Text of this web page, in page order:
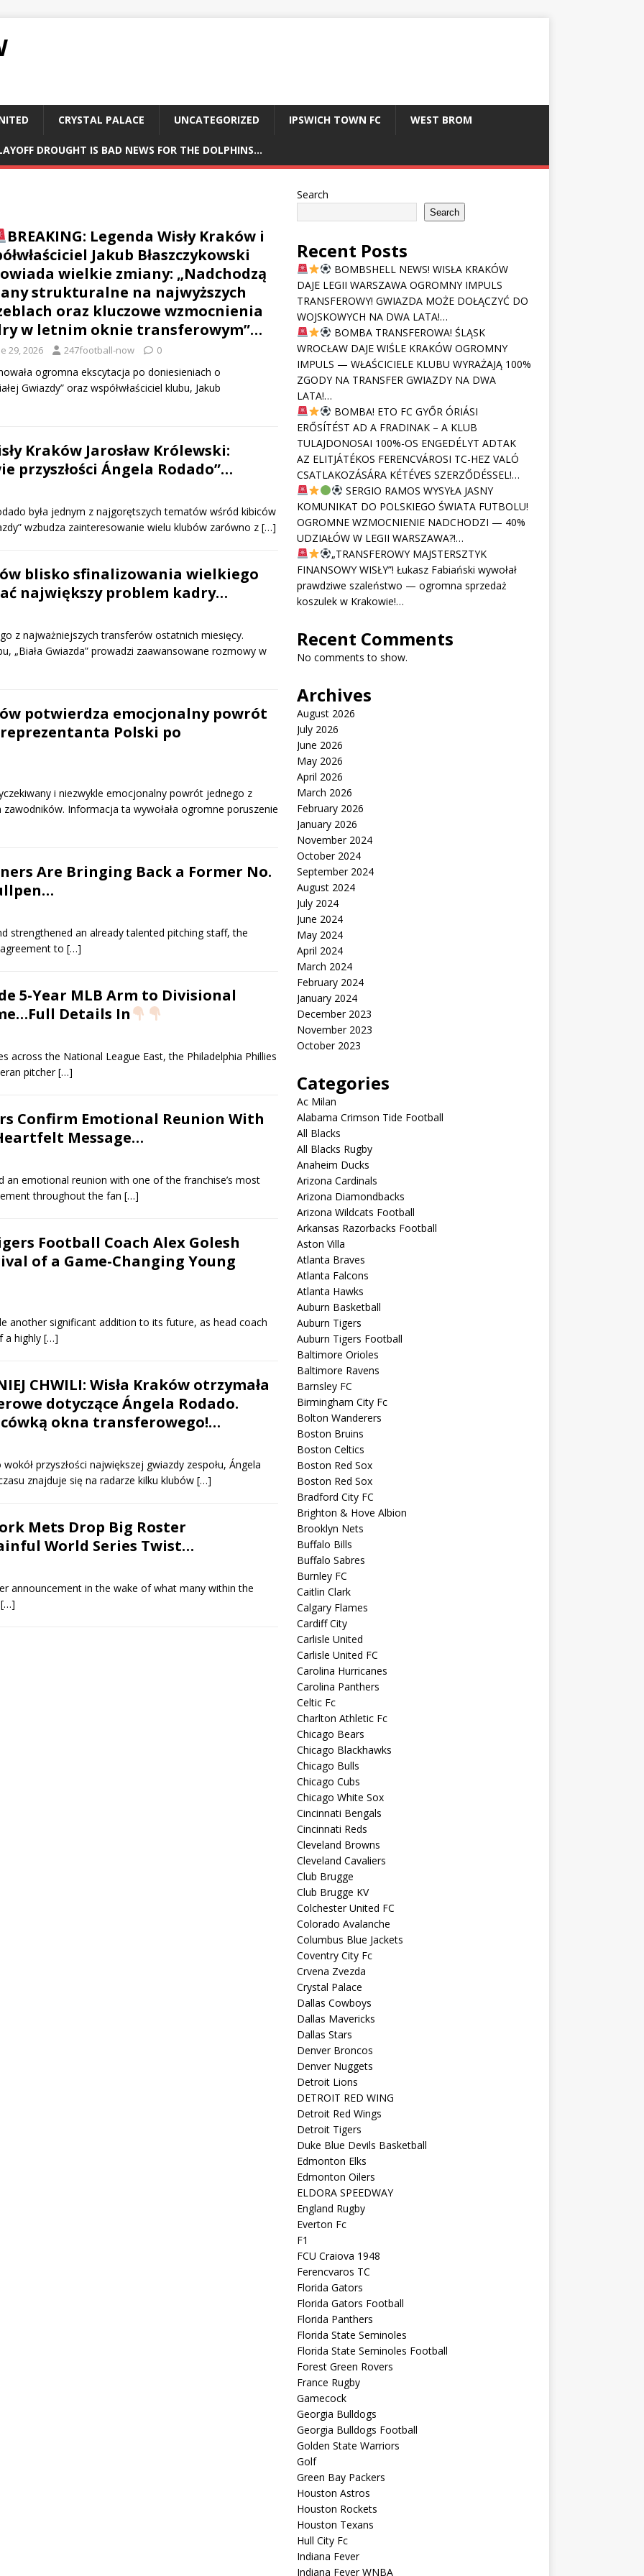
CRYSTAL PALACE UNCATEGORIZED IPSWICH TOWN FC WEST BROM
DROUGHT IS BAD NEWS FOR THE DOLPHINS…
BREAKING: Legenda Wisły Kraków i
Jakub Błaszczykowski
wielkie zmiany: „Nadchodzą
strukturalne na najwyższych
oraz kluczowe wzmocnienia
w letnim oknie transferowym”…
29, 2026 247football-now 0
ogromna ekscytacja po doniesieniach o
Gwiazdy” oraz współwłaściciel klubu, Jakub
Kraków Jarosław Królewski:
przyszłości Ángela Rodado”…
była jednym z najgorętszych tematów wśród kibiców
wzbudza zainteresowanie wielu klubów zarówno z […]
blisko sfinalizowania wielkiego
największy problem kadry…
z najważniejszych transferów ostatnich miesięcy.
„Biała Gwiazda” prowadzi zaawansowane rozmowy w
potwierdza emocjonalny powrót
Polski po
i niezwykle emocjonalny powrót jednego z
Informacja ta wywołała ogromne poruszenie
Are Bringing Back a Former No.
strengthened an already talented pitching staff, the
to […]
5-Year MLB Arm to Divisional
Details In
across the National League East, the Philadelphia Phillies
pitcher[…]
Confirm Emotional Reunion With
Message…
an emotional reunion with one of the franchise’s most
throughout the fan […]
Football Coach Alex Golesh
of a Game-Changing Young
another significant addition to its future, as head coach
a highly […]
CHWILI: Wisła Kraków otrzymała
dotyczące Ángela Rodado.
okna transferowego!…
przyszłości największej gwiazdy zespołu, Ángela
znajduje się na radarze kilku klubów […]
Mets Drop Big Roster
World Series Twist…
announcement in the wake of what many within the
[…]
Search
Search
Recent Posts
BOMBSHELL NEWS! WISŁA KRAKÓW
DAJE LEGII WARSZAWA OGROMNY IMPULS
TRANSFEROWY! GWIAZDA MOŻE DOŁĄCZYĆ DO
WOJSKOWYCH NA DWA LATA!…
BOMBA TRANSFEROWA! ŚLĄSK
WROCŁAW DAJE WIŚLE KRAKÓW OGROMNY
IMPULS — WŁAŚCICIELE KLUBU WYRAŻAJĄ 100%
ZGODY NA TRANSFER GWIAZDY NA DWA
LATA!…
BOMBA! ETO FC GYŐR ÓRIÁSI
ERŐSÍTÉST AD A FRADINAK – A KLUB
TULAJDONOSAI 100%-OS ENGEDÉLYT ADTAK
AZ ELITJÁTÉKOS FERENCVÁROSI TC-HEZ VALÓ
CSATLAKOZÁSÁRA KÉTÉVES SZERZŐDÉSSEL!…
SERGIO RAMOS WYSYŁA JASNY
KOMUNIKAT DO POLSKIEGO ŚWIATA FUTBOLU!
OGROMNE WZMOCNIENIE NADCHODZI — 40%
UDZIAŁÓW W LEGII WARSZAWA?!…
„TRANSFEROWY MAJSTERSZTYK
FINANSOWY WISŁY”! Łukasz Fabiański wywołał
prawdziwe szaleństwo — ogromna sprzedaż
koszulek w Krakowie!…
Recent Comments
No comments to show.
Archives
August 2026
July 2026
June 2026
May 2026
April 2026
March 2026
February 2026
January 2026
November 2024
October 2024
September 2024
August 2024
July 2024
June 2024
May 2024
April 2024
March 2024
February 2024
January 2024
December 2023
November 2023
October 2023
Categories
Ac Milan
Alabama Crimson Tide Football
All Blacks
All Blacks Rugby
Anaheim Ducks
Arizona Cardinals
Arizona Diamondbacks
Arizona Wildcats Football
Arkansas Razorbacks Football
Aston Villa
Atlanta Braves
Atlanta Falcons
Atlanta Hawks
Auburn Basketball
Auburn Tigers
Auburn Tigers Football
Baltimore Orioles
Baltimore Ravens
Barnsley FC
Birmingham City Fc
Bolton Wanderers
Boston Bruins
Boston Celtics
Boston Red Sox
Boston Red Sox
Bradford City FC
Brighton & Hove Albion
Brooklyn Nets
Buffalo Bills
Buffalo Sabres
Burnley FC
Caitlin Clark
Calgary Flames
Cardiff City
Carlisle United
Carlisle United FC
Carolina Hurricanes
Carolina Panthers
Celtic Fc
Charlton Athletic Fc
Chicago Bears
Chicago Blackhawks
Chicago Bulls
Chicago Cubs
Chicago White Sox
Cincinnati Bengals
Cincinnati Reds
Cleveland Browns
Cleveland Cavaliers
Club Brugge
Club Brugge KV
Colchester United FC
Colorado Avalanche
Columbus Blue Jackets
Coventry City Fc
Crvena Zvezda
Crystal Palace
Dallas Cowboys
Dallas Mavericks
Dallas Stars
Denver Broncos
Denver Nuggets
Detroit Lions
DETROIT RED WING
Detroit Red Wings
Detroit Tigers
Duke Blue Devils Basketball
Edmonton Elks
Edmonton Oilers
ELDORA SPEEDWAY
England Rugby
Everton Fc
F1
FCU Craiova 1948
Ferencvaros TC
Florida Gators
Florida Gators Football
Florida Panthers
Florida State Seminoles
Florida State Seminoles Football
Forest Green Rovers
France Rugby
Gamecock
Georgia Bulldogs
Georgia Bulldogs Football
Golden State Warriors
Golf
Green Bay Packers
Houston Astros
Houston Rockets
Houston Texans
Hull City Fc
Indiana Fever
Indiana Fever WNBA